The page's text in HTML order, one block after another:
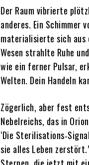
Der Raum vibrierte
anderes. Ein
materialisierte sich aus
Wesen strahlte Ruhe
wie ein ferner Pulsar,
Welten. Dein Handeln
Zögerlich, aber fest
Nebelreichs, das in
‘Die
sie alles Leben